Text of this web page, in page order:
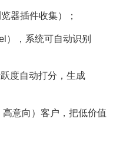
器插件收集）；
），系统可自动识别
度自动打分，生成
意向）客户，把低价值